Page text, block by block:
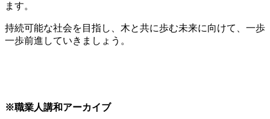
ます。
持続可能な社会を目指し、木と共に歩む未来に向けて、一歩
一歩前進していきましょう。
※職業人講和アーカイブ